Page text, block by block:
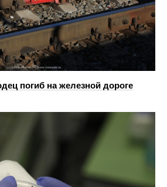
погиб на железной дороге